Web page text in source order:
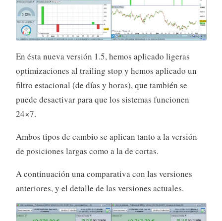
En ésta nueva versión 1.5, hemos aplicado ligeras
optimizaciones al trailing stop y hemos aplicado un
filtro estacional (de días y horas), que también se
puede desactivar para que los sistemas funcionen
24×7.
Ambos tipos de cambio se aplican tanto a la versión
de posiciones largas como a la de cortas.
A continuación una comparativa con las versiones
anteriores, y el detalle de las versiones actuales.